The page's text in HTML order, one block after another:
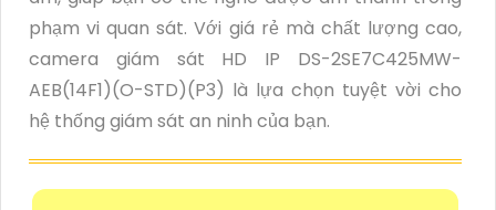
phạm vi quan sát. Với giá rẻ mà chất lượng cao,
camera giám sát HD IP DS-2SE7C425MW-
AEB(14F1)(O-STD)(P3) là lựa chọn tuyệt vời cho
hệ thống giám sát an ninh của bạn.